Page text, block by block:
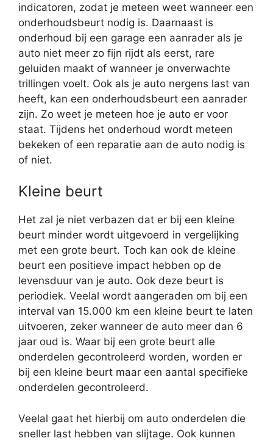
indicatoren, zodat je meteen weet wanneer een
onderhoudsbeurt nodig is. Daarnaast is
onderhoud bij een garage een aanrader als je
auto niet meer zo fijn rijdt als eerst, rare
geluiden maakt of wanneer je onverwachte
trillingen voelt. Ook als je auto nergens last van
heeft, kan een onderhoudsbeurt een aanrader
zijn. Zo weet je meteen hoe je auto er voor
staat. Tijdens het onderhoud wordt meteen
bekeken of een reparatie aan de auto nodig is
of niet.
Kleine beurt
Het zal je niet verbazen dat er bij een kleine
beurt minder wordt uitgevoerd in vergelijking
met een grote beurt. Toch kan ook de kleine
beurt een positieve impact hebben op de
levensduur van je auto. Ook deze beurt is
periodiek. Veelal wordt aangeraden om bij een
interval van 15.000 km een kleine beurt te laten
uitvoeren, zeker wanneer de auto meer dan 6
jaar oud is. Waar bij een grote beurt alle
onderdelen gecontroleerd worden, worden er
bij een kleine beurt maar een aantal specifieke
onderdelen gecontroleerd.
Veelal gaat het hierbij om auto onderdelen die
sneller last hebben van slijtage. Ook kunnen